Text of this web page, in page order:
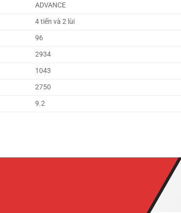
ADVANCE
4 tiến và 2 lùi
96
2934
1043
2750
9.2